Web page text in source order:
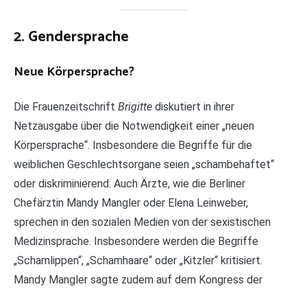
2. Gendersprache
Neue Körpersprache?
Die Frauenzeitschrift Brigitte diskutiert in ihrer
Netzausgabe über die Notwendigkeit einer „neuen
Körpersprache“. Insbesondere die Begriffe für die
weiblichen Geschlechtsorgane seien „schambehaftet“
oder diskriminierend. Auch Ärzte, wie die Berliner
Chefärztin Mandy Mangler oder Elena Leinweber,
sprechen in den sozialen Medien von der sexistischen
Medizinsprache. Insbesondere werden die Begriffe
„Schamlippen“, „Schamhaare“ oder „Kitzler“ kritisiert.
Mandy Mangler sagte zudem auf dem Kongress der